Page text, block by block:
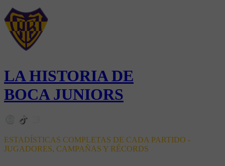
LA HISTORIA DE
BOCA JUNIORS
ESTADÍSTICAS COMPLETAS DE CADA PARTIDO -
JUGADORES, CAMPAÑAS Y RÉCORDS